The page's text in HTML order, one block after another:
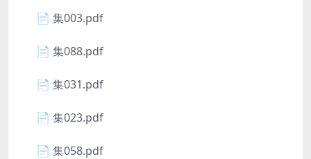
📄 集003.pdf
📄 集088.pdf
📄 集031.pdf
📄 集023.pdf
📄 集058.pdf